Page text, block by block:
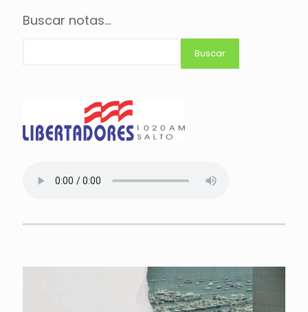
Buscar notas...
Buscar